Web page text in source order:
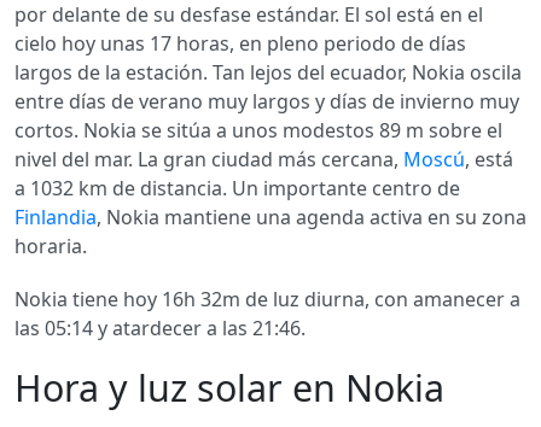
por delante de su desfase estándar. El sol está en el
cielo hoy unas 17 horas, en pleno periodo de días
largos de la estación. Tan lejos del ecuador, Nokia oscila
entre días de verano muy largos y días de invierno muy
cortos. Nokia se sitúa a unos modestos 89 m sobre el
nivel del mar. La gran ciudad más cercana, Moscú, está
a 1032 km de distancia. Un importante centro de
Finlandia, Nokia mantiene una agenda activa en su zona
horaria.
Nokia tiene hoy 16h 32m de luz diurna, con amanecer a
las 05:14 y atardecer a las 21:46.
Hora y luz solar en Nokia